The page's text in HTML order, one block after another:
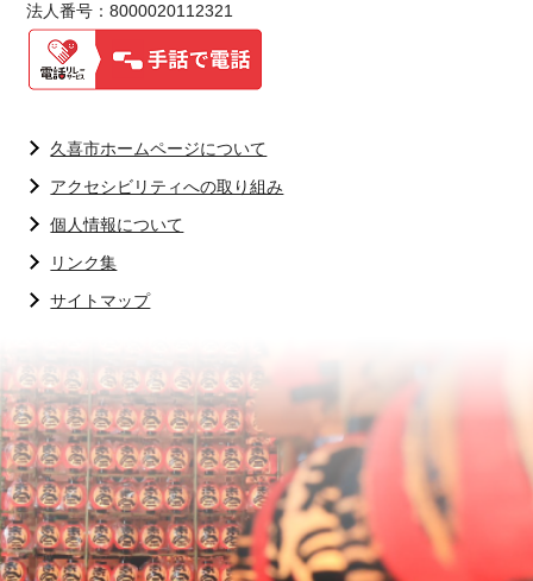
法人番号：8000020112321
久喜市ホームページについて
アクセシビリティへの取り組み
個人情報について
リンク集
サイトマップ